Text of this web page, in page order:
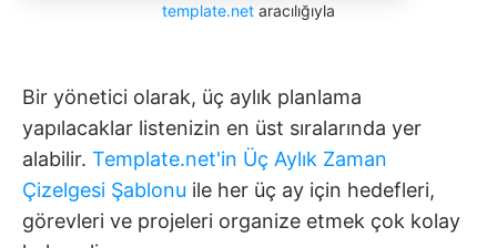
template.net aracılığıyla
Bir yönetici olarak, üç aylık planlama
yapılacaklar listenizin en üst sıralarında yer
alabilir. Template.net'in Üç Aylık Zaman
Çizelgesi Şablonu ile her üç ay için hedefleri,
görevleri ve projeleri organize etmek çok kolay